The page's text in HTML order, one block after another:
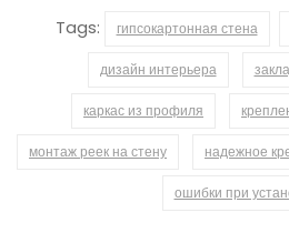
Tags: гипсокартонная стена
дизайн интерьера
каркас из профиля
монтаж реек на стену надежное
ошибки при